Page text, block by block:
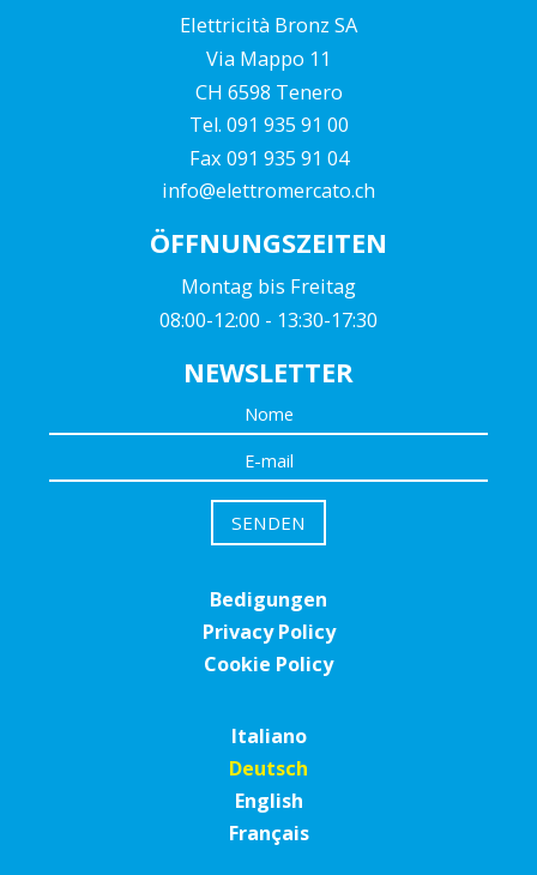
Elettricità Bronz SA
Via Mappo 11
CH 6598 Tenero
Tel. 091 935 91 00
Fax 091 935 91 04
info@elettromercato.ch
ÖFFNUNGSZEITEN
Montag bis Freitag
08:00-12:00 - 13:30-17:30
NEWSLETTER
Bedigungen
Privacy Policy
Cookie Policy
Italiano
Deutsch
English
Français